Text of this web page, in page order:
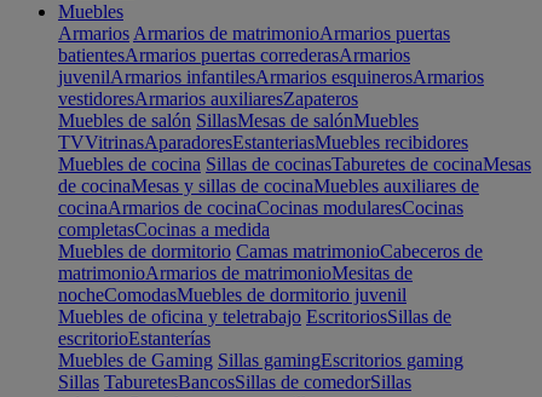
Muebles
Armarios Armarios de matrimonioArmarios puertas
batientesArmarios puertas correderasArmarios
juvenilArmarios infantilesArmarios esquinerosArmarios
vestidoresArmarios auxiliaresZapateros
Muebles de salón SillasMesas de salónMuebles
TVVitrinasAparadoresEstanteriasMuebles recibidores
Muebles de cocina Sillas de cocinasTaburetes de cocinaMesas
de cocinaMesas y sillas de cocinaMuebles auxiliares de
cocinaArmarios de cocinaCocinas modularesCocinas
completasCocinas a medida
Muebles de dormitorio Camas matrimonioCabeceros de
matrimonioArmarios de matrimonioMesitas de
nocheComodasMuebles de dormitorio juvenil
Muebles de oficina y teletrabajo EscritoriosSillas de
escritorioEstanterías
Muebles de Gaming Sillas gamingEscritorios gaming
Sillas TaburetesBancosSillas de comedorSillas